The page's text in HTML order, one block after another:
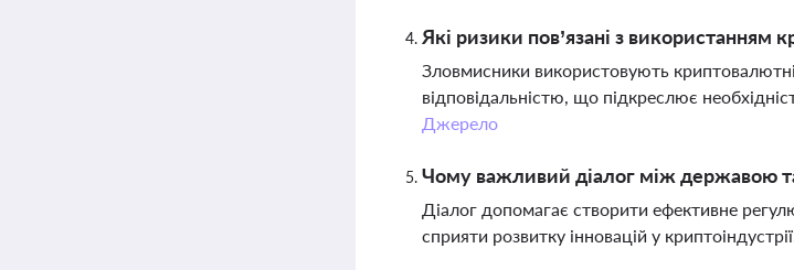
Які ризики пов’язані з використанням
Зловмисники використовують
відповідальністю, що підкреслює
Джерело
Чому важливий діалог між державою
Діалог допомагає створити ефективне
сприяти розвитку інновацій у